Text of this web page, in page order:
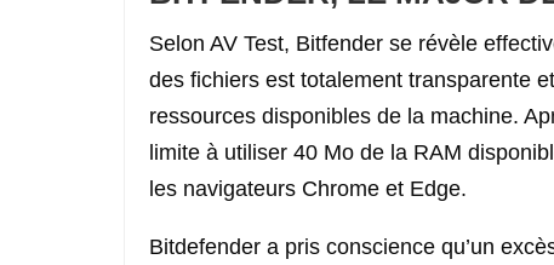
Selon AV Test, Bitfender se révèle
des fichiers est totalement transparente
ressources disponibles de la machine.
limite à utiliser 40 Mo de la RAM
les navigateurs Chrome et Edge.
Bitdefender a pris conscience qu’un